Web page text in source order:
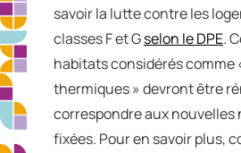
savoir la lutte contre les
classes F et Gselon le DPE.
habitats considérés comme
thermiques » devront être
correspondre aux
fixées. Pour en savoir plus,